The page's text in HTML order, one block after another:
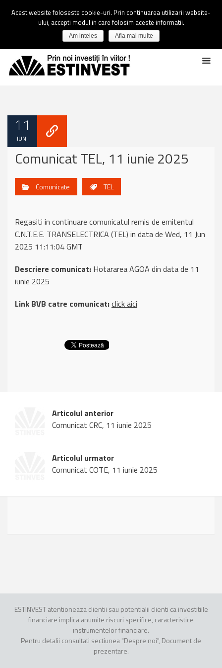
11
IUN.
Comunicat TEL, 11 iunie 2025
Comunicate TEL
Regasiti in continuare comunicatul remis de emitentul
C.N.T.E.E. TRANSELECTRICA (TEL) in data de Wed, 11 Jun
2025 11:11:04 GMT
Descriere comunicat: Hotararea AGOA din data de 11
iunie 2025
Link BVB catre comunicat:click aici
Articolul anterior
Comunicat CRC, 11 iunie 2025
Articolul urmator
Comunicat COTE, 11 iunie 2025
ESTINVEST atentioneaza clientii sau potentialii clienti ca investitiile
financiare implica anumite riscuri specifice, caracteristice
instrumentelor financiare.
Pentru detalii consultati sectiunea "Despre noi", Document de
prezentare.
Acest website foloseste cookie-uri. Prin continuarea utilizarii website-
ului, accepti modul in care folosim aceste informatii.
Am inteles Afla mai multe